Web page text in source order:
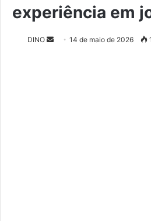
experiência em
DINO 14 de maio de 2026